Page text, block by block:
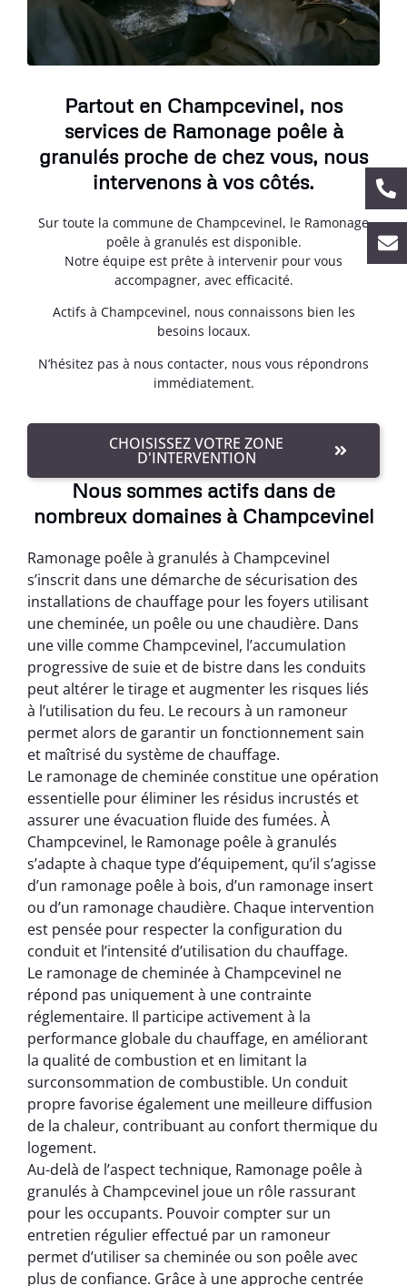
Partout en Champcevinel, nos
services de Ramonage poêle à
granulés proche de chez vous, nous
intervenons à vos côtés.
Sur toute la commune de Champcevinel, le Ramonage
poêle à granulés est disponible.
Notre équipe est prête à intervenir pour vous
accompagner, avec efficacité.
Actifs à Champcevinel, nous connaissons bien les
besoins locaux.
N’hésitez pas à nous contacter, nous vous répondrons
immédiatement.
CHOISISSEZ VOTRE ZONE
D'INTERVENTION
Nous sommes actifs dans de
nombreux domaines à Champcevinel
Ramonage poêle à granulés à Champcevinel
s’inscrit dans une démarche de sécurisation des
installations de chauffage pour les foyers utilisant
une cheminée, un poêle ou une chaudière. Dans
une ville comme Champcevinel, l’accumulation
progressive de suie et de bistre dans les conduits
peut altérer le tirage et augmenter les risques liés
à l’utilisation du feu. Le recours à un ramoneur
permet alors de garantir un fonctionnement sain
et maîtrisé du système de chauffage.
Le ramonage de cheminée constitue une opération
essentielle pour éliminer les résidus incrustés et
assurer une évacuation fluide des fumées. À
Champcevinel, le Ramonage poêle à granulés
s’adapte à chaque type d’équipement, qu’il s’agisse
d’un ramonage poêle à bois, d’un ramonage insert
ou d’un ramonage chaudière. Chaque intervention
est pensée pour respecter la configuration du
conduit et l’intensité d’utilisation du chauffage.
Le ramonage de cheminée à Champcevinel ne
répond pas uniquement à une contrainte
réglementaire. Il participe activement à la
performance globale du chauffage, en améliorant
la qualité de combustion et en limitant la
surconsommation de combustible. Un conduit
propre favorise également une meilleure diffusion
de la chaleur, contribuant au confort thermique du
logement.
Au-delà de l’aspect technique, Ramonage poêle à
granulés à Champcevinel joue un rôle rassurant
pour les occupants. Pouvoir compter sur un
entretien régulier effectué par un ramoneur
permet d’utiliser sa cheminée ou son poêle avec
plus de confiance. Grâce à une approche centrée